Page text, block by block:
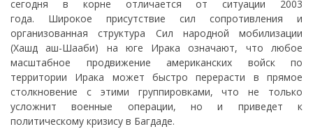
сегодня в корне отличается от ситуации 2003
года. Широкое присутствие сил сопротивления и
организованная структура Сил народной мобилизации
(Хашд аш-Шааби) на юге Ирака означают, что любое
масштабное продвижение американских войск по
территории Ирака может быстро перерасти в прямое
столкновение с этими группировками, что не только
усложнит военные операции, но и приведет к
политическому кризису в Багдаде.